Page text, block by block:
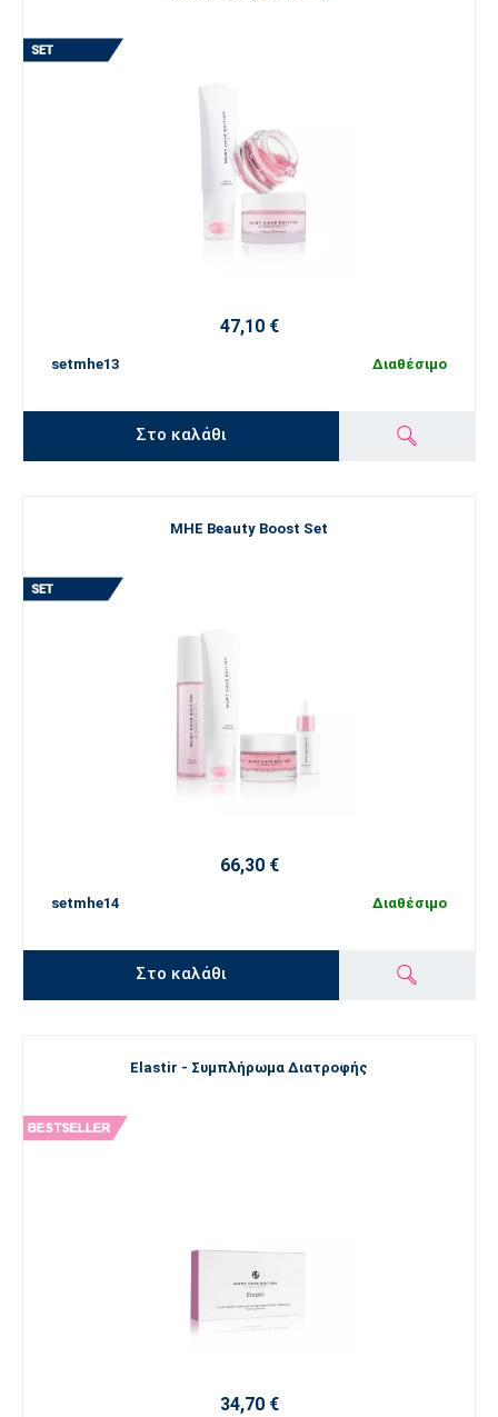
47,10 €
setmhe13 Διαθέσιμο
Στο καλάθι
MHE Beauty Boost Set
66,30 €
setmhe14 Διαθέσιμο
Στο καλάθι
Elastir - Συμπλήρωμα Διατροφής
34,70 €